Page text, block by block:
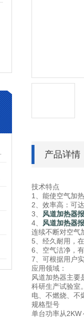
产品详情
技术特点
1、能使空气加
2、效率高：可
3、
风道加热器
4、
风道加热器
连续不断对空气
5、经久耐用，
6、空气洁净，有
7、可根据用户
应用领域：
风道加热器主
科研生产试验室
电、不燃烧、不
规格型号
单台功率从2KW